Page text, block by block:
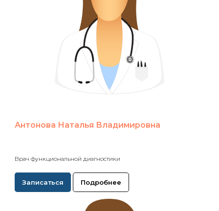
Антонова Наталья Владимировна
Врач функциональной диагностики
Записаться Подробнее